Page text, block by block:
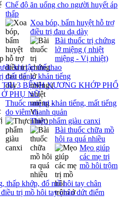
Chế độ ăn uống cho người huyết áp
thấp
Xoa bóp, bấm huyệt hỗ trợ
điều trị đau dạ dày
Bài thuốc trị chứng
lở miệng ( nhiệt
miệng - Vị nhiệt)
khi tập thể thao
mất tiếng, khản tiếng
3 BỆNH XƯƠNG KHỚP PHỔ
PHỤ NỮ
Thuốc nam trị khản tiếng, mất tiếng
do viêm thanh quản
Thực phẩm giàu canxi
Bài thuốc chữa mồ
hôi ra quá nhiều
Mẹo giúp
các mẹ trị
mồ hôi trộm
thấp khớp, đổ mồ hôi tay chân
trị mồ hôi tay chân dứt điểm